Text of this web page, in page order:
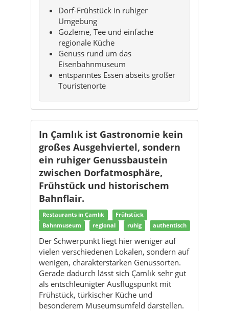
Dorf-Frühstück in ruhiger
Umgebung
Gözleme, Tee und einfache
regionale Küche
Genuss rund um das
Eisenbahnmuseum
entspanntes Essen abseits großer
Touristenorte
In Çamlık ist Gastronomie kein
großes Ausgehviertel, sondern
ein ruhiger Genussbaustein
zwischen Dorfatmosphäre,
Frühstück und historischem
Bahnflair.
Restaurants in Çamlık
Frühstück
Bahnmuseum
regional ruhig authentisch
Der Schwerpunkt liegt hier weniger auf
vielen verschiedenen Lokalen, sondern auf
wenigen, charakterstarken Genussorten.
Gerade dadurch lässt sich Çamlık sehr gut
als entschleunigter Ausflugspunkt mit
Frühstück, türkischer Küche und
besonderem Museumsumfeld darstellen.